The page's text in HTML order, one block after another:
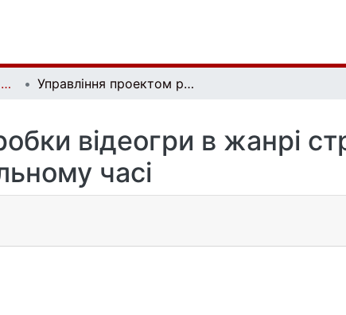
Магістерські роботи | Master's theses Управління проектом розробки відеогри в жанрі стратегії в реальному часі
відеогри в жанрі
часі